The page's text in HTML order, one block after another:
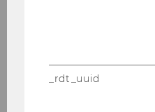
Not­wen­di­ge
EU-​Bürger/in,
Sozial-​ und
Er­wünsch­te
_rdt_uuid